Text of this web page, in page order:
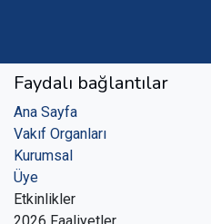
Faydalı bağlantılar
Ana Sayfa
Vakıf Organları
Kurumsal
Üye
Etkinlikler